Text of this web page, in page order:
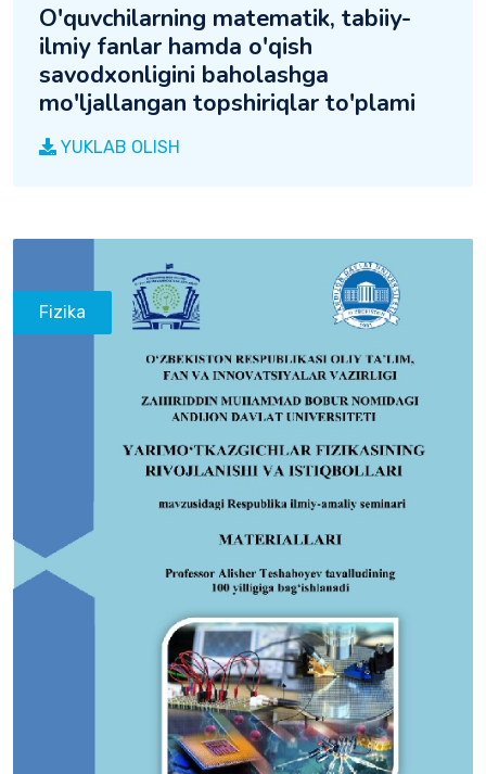
O'quvchilarning matematik, tabiiy-
ilmiy fanlar hamda o'qish
savodxonligini baholashga
mo'ljallangan topshiriqlar to'plami
YUKLAB OLISH
Fizika